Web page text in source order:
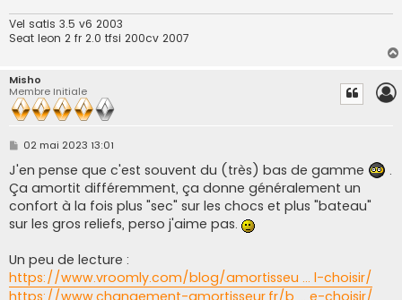
Vel satis 3.5 v6 2003
Seat leon 2 fr 2.0 tfsi 200cv 2007
Misho
Membre Initiale
M
s
s
a
g
e
02 mai 2023 13:01
J'en pense que c'est souvent du (très) bas de gamme
.
Ça amortit différemment, ça donne généralement un
confort à la fois plus "sec" sur les chocs et plus "bateau"
sur les gros reliefs, perso j'aime pas.
Un peu de lecture :
https://www.vroomly.com/blog/amortisseu ... l-choisir/